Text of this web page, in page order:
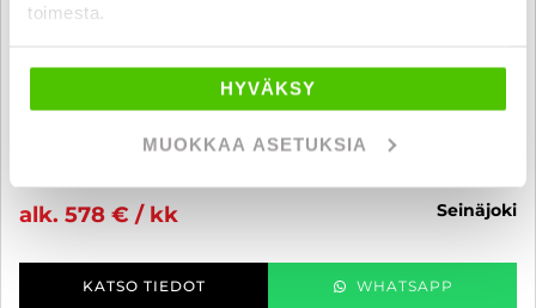
toimesta.
HYVÄKSY
MUOKKAA ASETUKSIA
Sun living S 75 SL
2,99% + KULUT - HUIPPU SUN LIVING UUTUUS ERILLISVUOTEILLA,
alk. 578 € / kk
seinäjoki
KATSO TIEDOT WHATSAPP